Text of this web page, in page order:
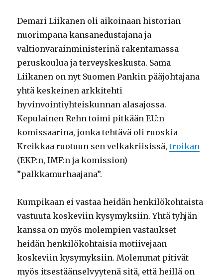
Demari Liikanen oli aikoinaan historian
nuorimpana kansanedustajana ja
valtionvarainministerinä rakentamassa
peruskoulua ja terveyskeskusta. Sama
Liikanen on nyt Suomen Pankin pääjohtajana
yhtä keskeinen arkkitehti
hyvinvointiyhteiskunnan alasajossa.
Kepulainen Rehn toimi pitkään EU:n
komissaarina, jonka tehtävä oli ruoskia
Kreikkaa ruotuun sen velkakriisissä,troikan
(EKP:n, IMF:n ja komission)
”palkkamurhaajana”.
Kumpikaan ei vastaa heidän henkilökohtaista
vastuuta koskeviin kysymyksiin. Yhtä tyhjän
kanssa on myös molempien vastaukset
heidän henkilökohtaisia motiivejaan
koskeviin kysymyksiin. Molemmat pitivät
myös itsestäänselvyytenä sitä, että heillä on